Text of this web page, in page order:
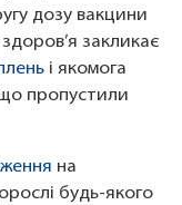
дозу вакцини
закликає
і якомога
пропустили
на
будь-якого